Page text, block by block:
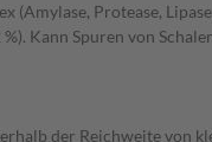
Protease,
Kann Spuren von
der Reichweite von